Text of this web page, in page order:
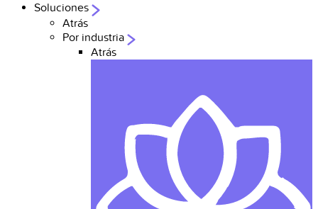
Soluciones
Atrás
Por industria
Atrás